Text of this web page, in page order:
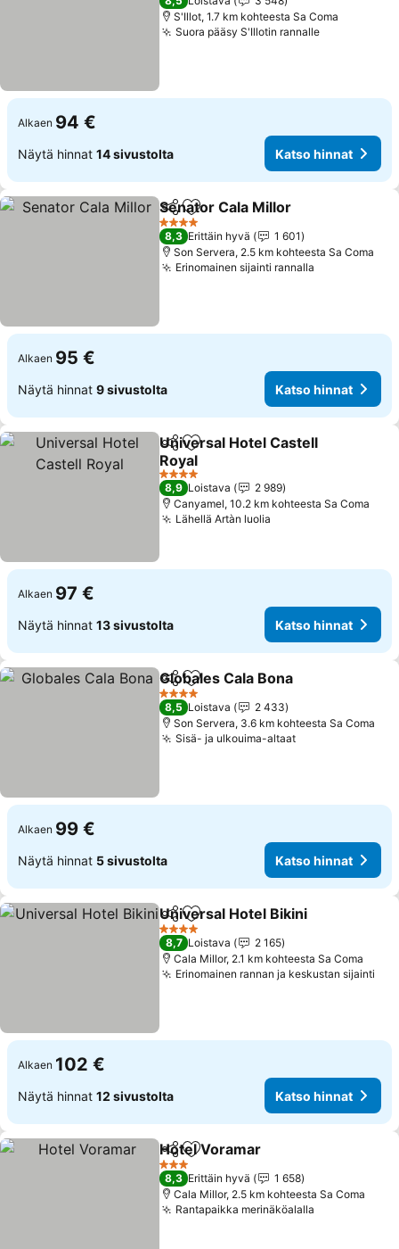
S'Illot, 1.7 km kohteesta Sa Coma
Suora pääsy S'Illotin rannalleKatso
Alkaen 94 €
Näytä hinnat 14 sivustolta Katso hinnat
Jaa Lisää suosikkeihin
Senator Cala Millor
4 Tähtiluokitus
8,3 Erittäin hyvä
1 601
Son Servera, 2.5 km kohteesta Sa Coma
Erinomainen sijainti rannalla
Alkaen 95 €
Näytä hinnat 9 sivustolta Katso hinnat
Jaa Lisää suosikkeihin
Universal Hotel Castell
Royal
Katso hinnat
4 Tähtiluokitus
8,9 Loistava
2 989
Canyamel, 10.2 km kohteesta Sa Coma
Lähellä Artàn luolia
Alkaen 97 €
Näytä hinnat 13 sivustolta Katso hinnat
Jaa Lisää suosikkeihin
Globales Cala Bona
4 Tähtiluokitus
8,5 Loistava
2 433
Son Servera, 3.6 km kohteesta Sa Coma
Sisä- ja ulkouima-altaatKatso hinnat
Alkaen 99 €
Näytä hinnat 5 sivustolta Katso hinnat
Jaa Lisää suosikkeihin
Universal Hotel Bikini
4 Tähtiluokitus
8,7 Loistava
2 165
Cala Millor, 2.1 km kohteesta Sa Coma
Erinomainen rannan ja keskustan sijainti
Alkaen 102 €
Näytä hinnat 12 sivustolta Katso hinnat
Jaa Lisää suosikkeihin
Hotel Voramar
3 Tähtiluokitus
8,3 Erittäin hyvä
1 658
Cala Millor, 2.5 km kohteesta Sa Coma
Rantapaikka merinäköalalla